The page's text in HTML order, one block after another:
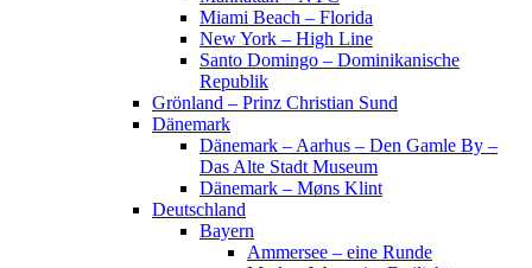
Miami Beach – Florida
New York – High Line
Santo Domingo – Dominikanische
Republik
Grönland – Prinz Christian Sund
Dänemark
Dänemark – Aarhus – Den Gamle By –
Das Alte Stadt Museum
Dänemark – Møns Klint
Deutschland
Bayern
Ammersee – eine Runde